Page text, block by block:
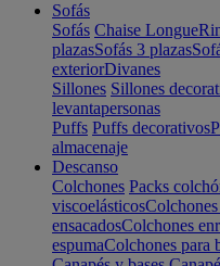
Sofás
Sofás Chaise Longue
plazasSofás 3 plazas
exteriorDivanes
Sillones Sillones
levantapersonas
Puffs Puffs decorativos
almacenaje
Descanso
Colchones Packs
viscoelásticos
ensacadosColchones
espumaColchones para